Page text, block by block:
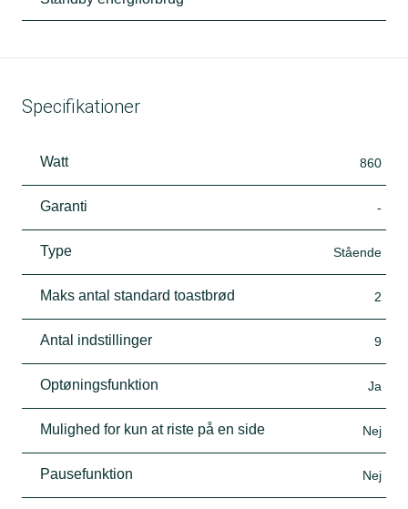
Specifikationer
Watt 860
Garanti -
Type Stående
Maks antal standard toastbrød 2
Antal indstillinger 9
Optøningsfunktion Ja
Mulighed for kun at riste på en side Nej
Pausefunktion Nej